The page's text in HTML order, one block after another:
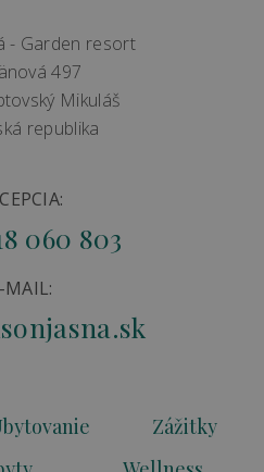
- Garden resort
497
Mikuláš
republika
060 803
MAIL:
Zážitky